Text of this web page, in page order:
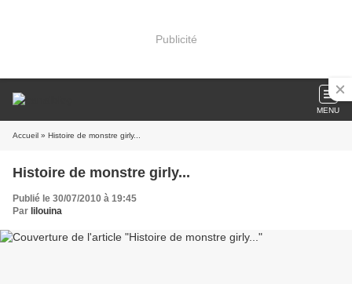
Publicité
MENU
Accueil » Histoire de monstre girly...
Histoire de monstre girly...
Publié le 30/07/2010 à 19:45
Par lilouina